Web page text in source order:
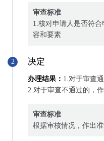
审查标准
1.核对申请人是否符
容和要素
2 决定
办理结果： 1.对于审查
2.对于审查不通过的，
审查标准
根据审核情况，作出